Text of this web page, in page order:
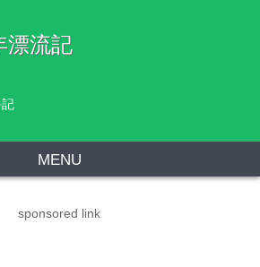
漂流記
MENU
sponsored link